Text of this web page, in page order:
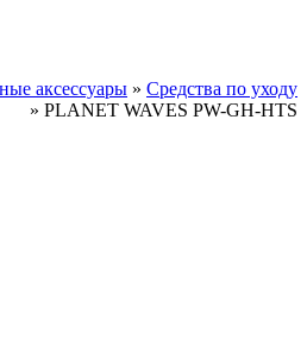
аксессуары » Средства по уходу
» PLANET WAVES PW-GH-HTS